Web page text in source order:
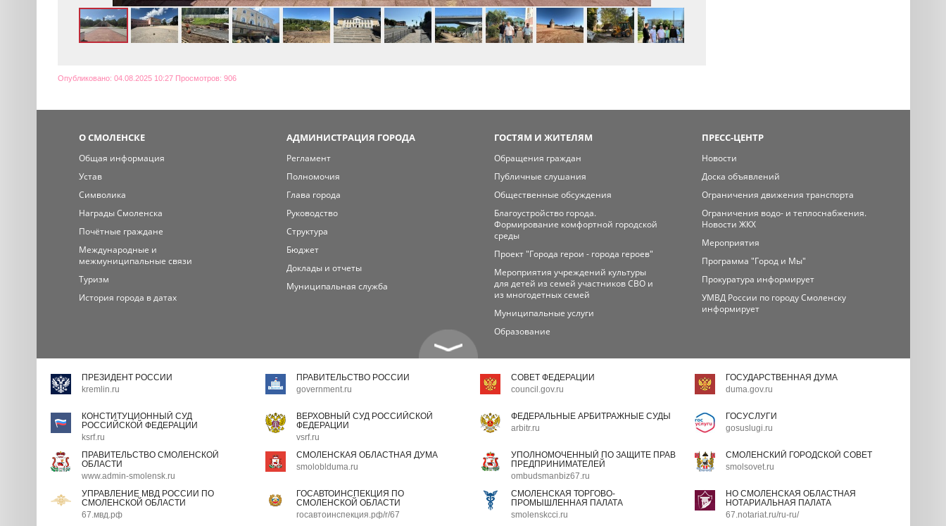
Опубликовано: 04.08.2025 10:27 Просмотров: 906
О СМОЛЕНСКЕ
Общая информация
Устав
Символика
Награды Смоленска
Почётные граждане
Международные и
межмуниципальные связи
Туризм
История города в датах
АДМИНИСТРАЦИЯ ГОРОДА
Регламент
Полномочия
Глава города
Руководство
Структура
Бюджет
Доклады и отчеты
Муниципальная служба
ГОСТЯМ И ЖИТЕЛЯМ
Обращения граждан
Публичные слушания
Общественные обсуждения
Благоустройство города.
Формирование комфортной городской
среды
Проект "Города герои - города героев"
Мероприятия учреждений культуры
для детей из семей участников СВО и
из многодетных семей
Муниципальные услуги
Образование
ПРЕСС-ЦЕНТР
Новости
Доска объявлений
Ограничения движения транспорта
Ограничения водо- и теплоснабжения.
Новости ЖКХ
Мероприятия
Программа "Город и Мы"
Прокуратура информирует
УМВД России по городу Смоленску
информирует
ПРЕЗИДЕНТ РОССИИ
kremlin.ru
ПРАВИТЕЛЬСТВО РОССИИ
government.ru
СОВЕТ ФЕДЕРАЦИИ
council.gov.ru
ГОСУДАРСТВЕННАЯ ДУМА
duma.gov.ru
КОНСТИТУЦИОННЫЙ СУД
РОССИЙСКОЙ ФЕДЕРАЦИИ
ksrf.ru
ВЕРХОВНЫЙ СУД РОССИЙСКОЙ
ФЕДЕРАЦИИ
vsrf.ru
ФЕДЕРАЛЬНЫЕ АРБИТРАЖНЫЕ СУДЫ
arbitr.ru
ГОСУСЛУГИ
gosuslugi.ru
ПРАВИТЕЛЬСТВО СМОЛЕНСКОЙ
ОБЛАСТИ
www.admin-smolensk.ru
СМОЛЕНСКАЯ ОБЛАСТНАЯ ДУМА
smoloblduma.ru
УПОЛНОМОЧЕННЫЙ ПО ЗАЩИТЕ ПРАВ
ПРЕДПРИНИМАТЕЛЕЙ
ombudsmanbiz67.ru
СМОЛЕНСКИЙ ГОРОДСКОЙ СОВЕТ
smolsovet.ru
УПРАВЛЕНИЕ МВД РОССИИ ПО
СМОЛЕНСКОЙ ОБЛАСТИ
67.мвд.рф
ГОСАВТОИНСПЕКЦИЯ ПО
СМОЛЕНСКОЙ ОБЛАСТИ
госавтоинспекция.рф/r/67
СМОЛЕНСКАЯ ТОРГОВО-
ПРОМЫШЛЕННАЯ ПАЛАТА
smolenskcci.ru
НО СМОЛЕНСКАЯ ОБЛАСТНАЯ
НОТАРИАЛЬНАЯ ПАЛАТА
67.notariat.ru/ru-ru/